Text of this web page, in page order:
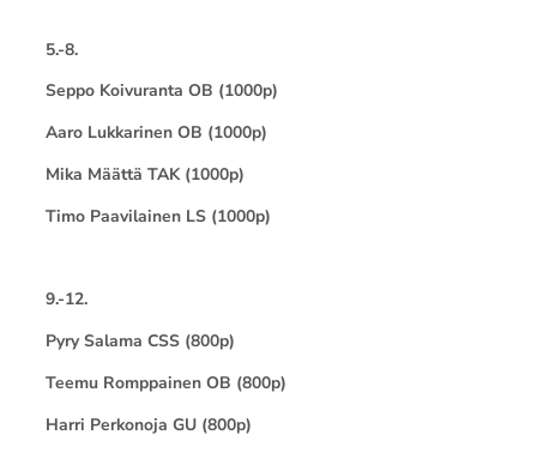
5.-8.
Seppo Koivuranta OB (1000p)
Aaro Lukkarinen OB (1000p)
Mika Määttä TAK (1000p)
Timo Paavilainen LS (1000p)
9.-12.
Pyry Salama CSS (800p)
Teemu Romppainen OB (800p)
Harri Perkonoja GU (800p)